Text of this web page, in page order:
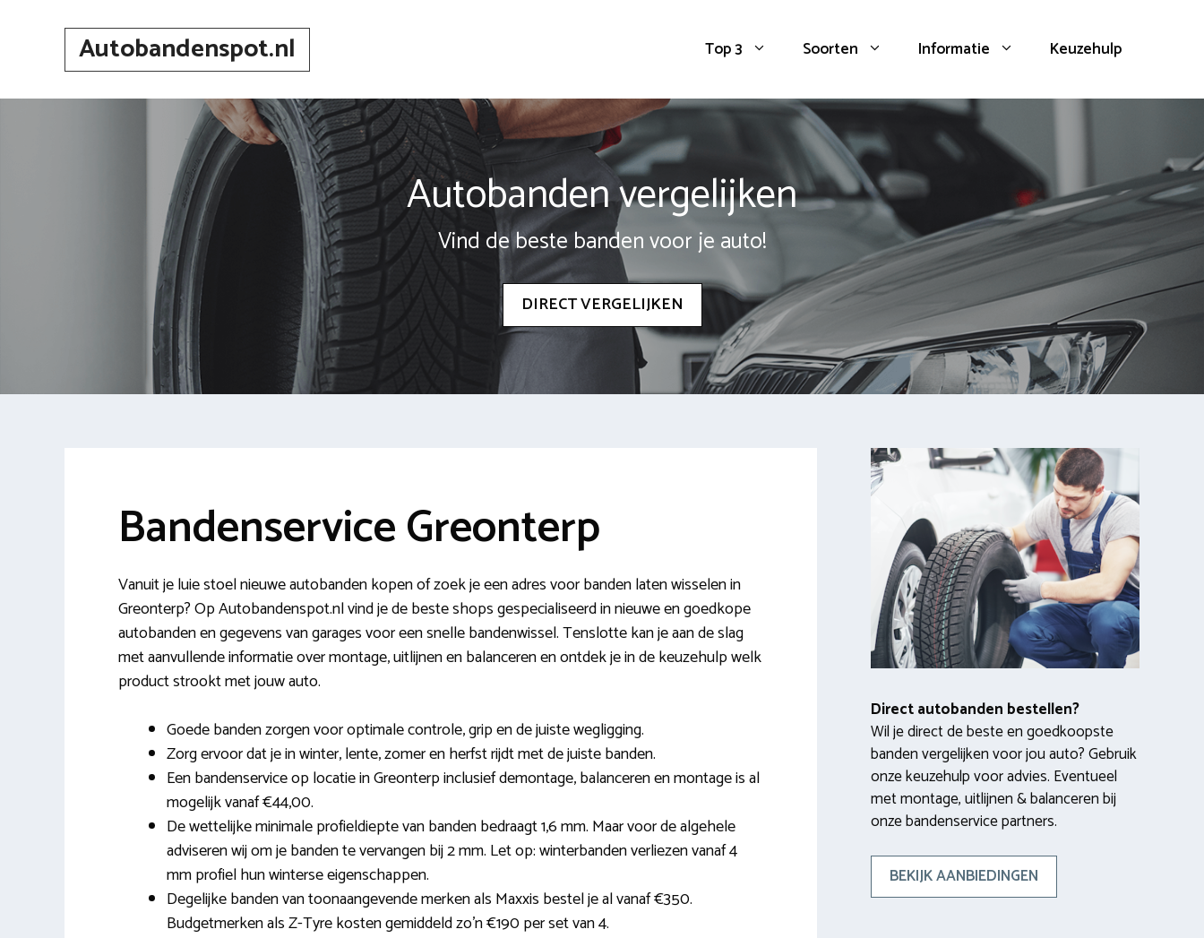
Autobandenspot.nl Top 3 Soorten Informatie Keuzehulp
Autobanden vergelijken
Vind de beste banden voor je auto!
DIRECT VERGELIJKEN
Bandenservice Greonterp
Vanuit je luie stoel nieuwe autobanden kopen of zoek je een adres voor banden laten wisselen in
Greonterp? Op Autobandenspot.nl vind je de beste shops gespecialiseerd in nieuwe en goedkope
autobanden en gegevens van garages voor een snelle bandenwissel. Tenslotte kan je aan de slag
met aanvullende informatie over montage, uitlijnen en balanceren en ontdek je in de keuzehulp welk
product strookt met jouw auto.
Goede banden zorgen voor optimale controle, grip en de juiste wegligging.
Zorg ervoor dat je in winter, lente, zomer en herfst rijdt met de juiste banden.
Een bandenservice op locatie in Greonterp inclusief demontage, balanceren en montage is al
mogelijk vanaf €44,00.
De wettelijke minimale profieldiepte van banden bedraagt 1,6 mm. Maar voor de algehele
adviseren wij om je banden te vervangen bij 2 mm. Let op: winterbanden verliezen vanaf 4
mm profiel hun winterse eigenschappen.
Degelijke banden van toonaangevende merken als Maxxis bestel je al vanaf €350.
Budgetmerken als Z-Tyre kosten gemiddeld zo’n €190 per set van 4.
Direct autobanden bestellen?
Wil je direct de beste en goedkoopste
banden vergelijken voor jou auto? Gebruik
onze keuzehulp voor advies. Eventueel
met montage, uitlijnen & balanceren bij
onze bandenservice partners.
BEKIJK AANBIEDINGEN